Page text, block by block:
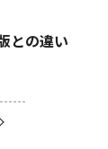
との違い